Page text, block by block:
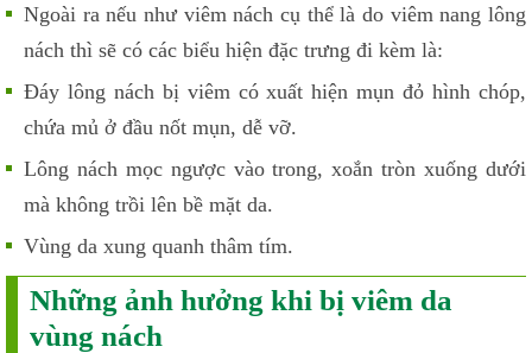
Ngoài ra nếu như viêm nách cụ thể là do viêm nang lông
nách thì sẽ có các biểu hiện đặc trưng đi kèm là:
Đáy lông nách bị viêm có xuất hiện mụn đỏ hình chóp,
chứa mủ ở đầu nốt mụn, dễ vỡ.
Lông nách mọc ngược vào trong, xoắn tròn xuống dưới
mà không trồi lên bề mặt da.
Vùng da xung quanh thâm tím.
Những ảnh hưởng khi bị viêm da
vùng nách